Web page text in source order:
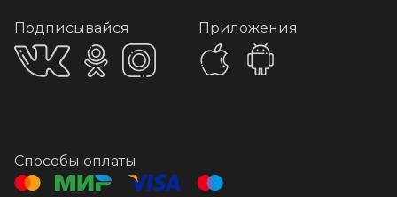
Подписывайся Приложения
Способы оплаты